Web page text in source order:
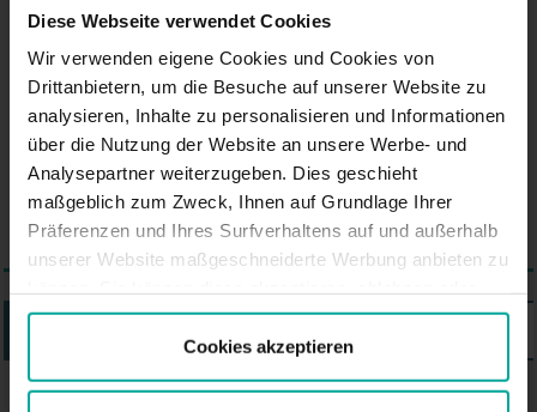
Diese Webseite verwendet Cookies
Wir verwenden eigene Cookies und Cookies von
Drittanbietern, um die Besuche auf unserer Website zu
analysieren, Inhalte zu personalisieren und Informationen
über die Nutzung der Website an unsere Werbe- und
Analysepartner weiterzugeben. Dies geschieht
maßgeblich zum Zweck, Ihnen auf Grundlage Ihrer
Präferenzen und Ihres Surfverhaltens auf und außerhalb
unserer Website maßgeschneiderte Werbung anbieten zu
Ihre Präferenzen auswählen, indem Sie auf die
entsprechende Schaltfläche klicken. Weitere
Informationen finden Sie in der Cookie-Richtlinie.
Cookies akzeptieren
Sehenswürdigkeiten,
erstklassigen Museen und
lebhaften Atmosphäre ist Berlin
ein Muss für Reisende, die sowohl
Geschichte als auch Modernität
suchen.